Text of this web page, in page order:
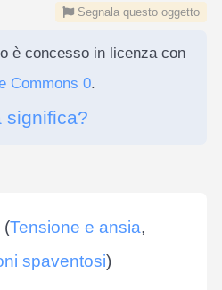
Segnala questo oggetto
è concesso in licenza con
Commons 0.
significa?
(Tensione e ansia,
spaventosi)